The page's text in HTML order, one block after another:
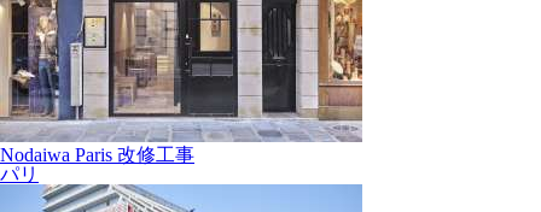
Nodaiwa Paris 改修工事
パリ